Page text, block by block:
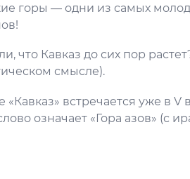
горы — одни из самых
что Кавказ до сих пор
смысле).
«Кавказ» встречается уже в
означает «Гора азов» (с